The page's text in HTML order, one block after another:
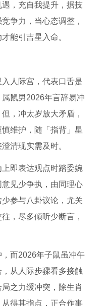
，充自我提升，据技
争力，当心态调整，
能引吉星入命。
人际宫，代表口舌是
鼠男2026年言辞易冲
，冲太岁放大矛盾，
维护，随「指背」星
清现实需及时。
即表达观点时踏委婉
见少争执，由同理心
参与八卦议论，尤关
，尽多倾听少断言，
而2026年子鼠虽冲午
从人际步骤看多接触
之力缓冲突，除生肖
得其指点，正合作事